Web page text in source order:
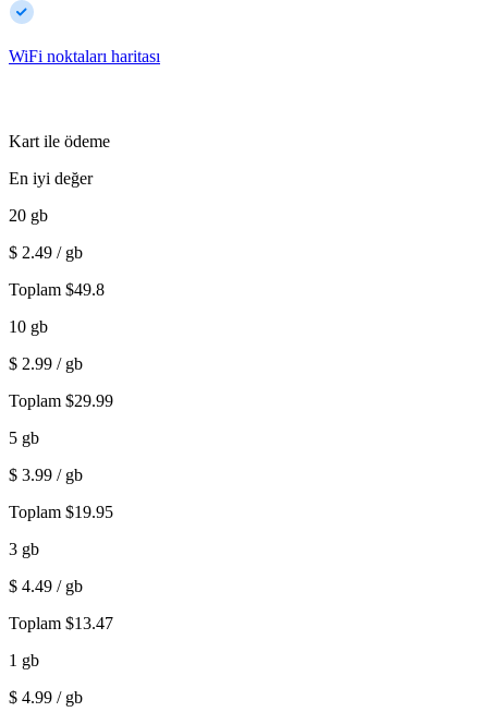
WiFi noktaları haritası
Kart ile ödeme
En iyi değer
20 gb
$ 2.49 / gb
Toplam $49.8
10 gb
$ 2.99 / gb
Toplam $29.99
5 gb
$ 3.99 / gb
Toplam $19.95
3 gb
$ 4.49 / gb
Toplam $13.47
1 gb
$ 4.99 / gb